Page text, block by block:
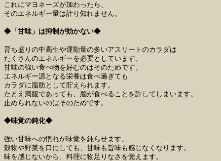
これにマヨネーズが加わったら、
そのエネルギー量は計り知れません。
◆「甘味」は抑制が効かない◆
育ち盛りの中高生や運動量の多いアスリートのカラダは
たくさんのエネルギーを必要としています。
甘味の強い食べ物を好むのはそのためです。
エネルギー源となる栄養は食べ過ぎても
カラダに脂肪として貯えられます。
たとえ満腹であっても、脳が食べることを許してしまいます。
止められないのはそのためです。
◆味覚の鈍化◆
強い甘味への慣れが味覚を鈍らせます。
穀物や野菜を口にしても、甘味も旨味も感じなくなります。
味を感じないから、料理に物足りなさを覚えます。